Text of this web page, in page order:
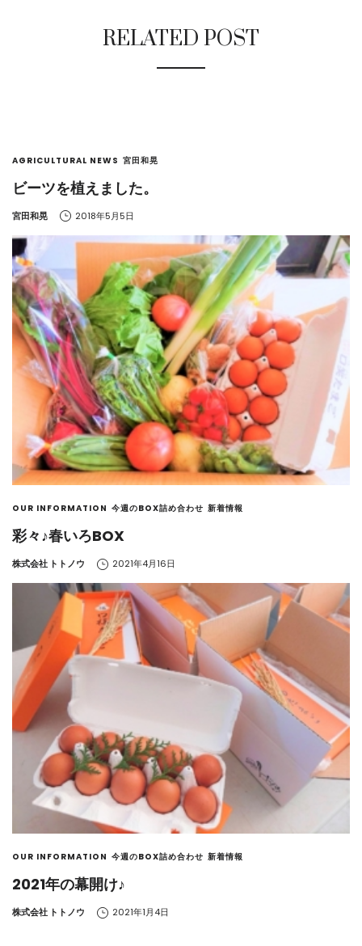
RELATED POST
AGRICULTURAL NEWS 宮田和晃
ビーツを植えました。
by
宮田和晃 2018年5月5日
OUR INFORMATION 今週のBOX詰め合わせ 新着情報
彩々♪春いろBOX
by
株式会社 トトノウ 2021年4月16日
OUR INFORMATION 今週のBOX詰め合わせ 新着情報
2021年の幕開け♪
by
株式会社 トトノウ 2021年1月4日